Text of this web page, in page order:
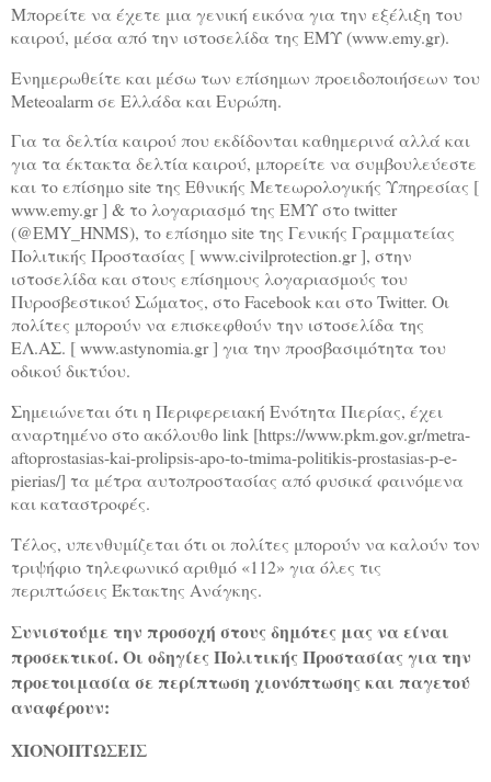
Μπορείτε να έχετε μια γενική εικόνα για την εξέλιξη του
καιρού, μέσα από την ιστοσελίδα της ΕΜΥ (www.emy.gr).
Ενημερωθείτε και μέσω των επίσημων προειδοποιήσεων του
Meteoalarm σε Ελλάδα και Ευρώπη.
Για τα δελτία καιρού που εκδίδονται καθημερινά αλλά και
για τα έκτακτα δελτία καιρού, μπορείτε να συμβουλεύεστε
και το επίσημο site της Εθνικής Μετεωρολογικής Υπηρεσίας [
www.emy.gr ] & το λογαριασμό της ΕΜΥ στο twitter
(@EMY_HNMS), το επίσημο site της Γενικής Γραμματείας
Πολιτικής Προστασίας [ www.civilprotection.gr ], στην
ιστοσελίδα και στους επίσημους λογαριασμούς του
Πυροσβεστικού Σώματος, στο Facebook και στο Twitter. Οι
πολίτες μπορούν να επισκεφθούν την ιστοσελίδα της
ΕΛ.ΑΣ. [ www.astynomia.gr ] για την προσβασιμότητα του
οδικού δικτύου.
Σημειώνεται ότι η Περιφερειακή Ενότητα Πιερίας, έχει
αναρτημένο στο ακόλουθο link [https://www.pkm.gov.gr/metra-
aftoprostasias-kai-prolipsis-apo-to-tmima-politikis-prostasias-p-e-
pierias/] τα μέτρα αυτοπροστασίας από φυσικά φαινόμενα
και καταστροφές.
Τέλος, υπενθυμίζεται ότι οι πολίτες μπορούν να καλούν τον
τριψήφιο τηλεφωνικό αριθμό «112» για όλες τις
περιπτώσεις Έκτακτης Ανάγκης.
Συνιστούμε την προσοχή στους δημότες μας να είναι
προσεκτικοί. Οι οδηγίες Πολιτικής Προστασίας για την
προετοιμασία σε περίπτωση χιονόπτωσης και παγετού
αναφέρουν:
ΧΙΟΝΟΠΤΩΣΕΙΣ